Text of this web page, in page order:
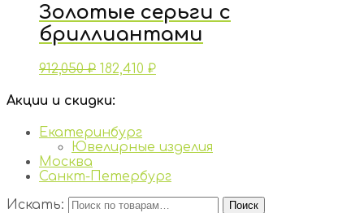
Золотые серьги с
бриллиантами
912,050₽ 182,410 ₽
Акции и скидки:
Екатеринбург
Ювелирные изделия
Москва
Санкт-Петербург
Искать:
Поиск